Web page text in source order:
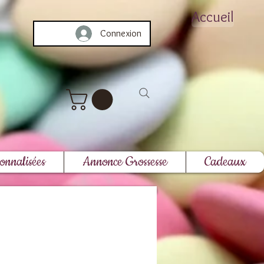
Connexion
Accueil
Annonce Grossesse Cadeaux